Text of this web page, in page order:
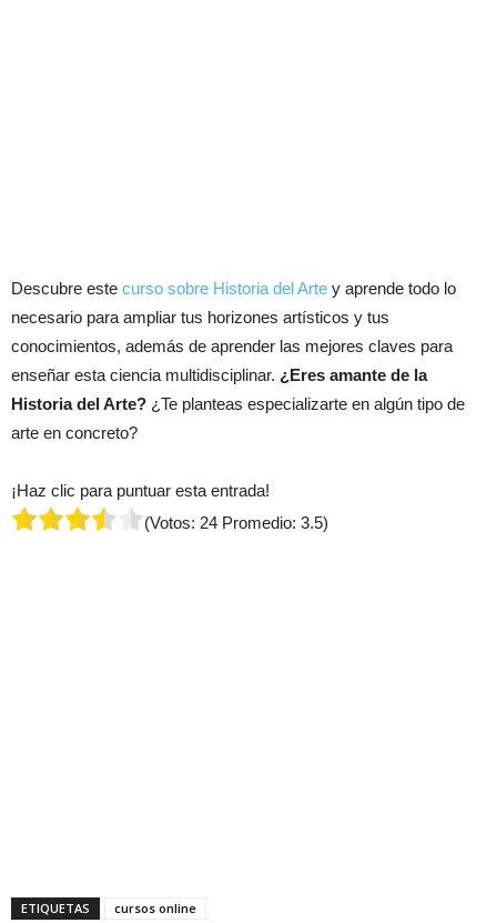
Descubre este curso sobre Historia del Arte y aprende todo lo
necesario para ampliar tus horizones artísticos y tus
conocimientos, además de aprender las mejores claves para
enseñar esta ciencia multidisciplinar. ¿Eres amante de la
Historia del Arte? ¿Te planteas especializarte en algún tipo de
arte en concreto?
¡Haz clic para puntuar esta entrada!
(Votos: 24 Promedio: 3.5)
ETIQUETAS cursos online